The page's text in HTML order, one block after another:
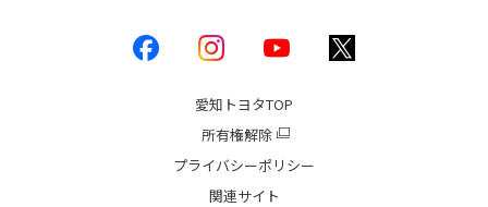
愛知トヨタTOP
所有権解除
プライバシーポリシー
関連サイト